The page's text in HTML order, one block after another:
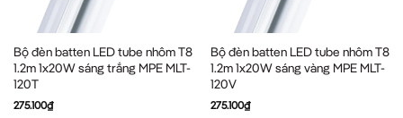
Bộ đèn batten LED tube nhôm T8
1.2m 1x20W sáng trắng MPE MLT-
120T
275.100₫
Bộ đèn batten LED tube nhôm T8
1.2m 1x20W sáng vàng MPE MLT-
120V
275.100₫